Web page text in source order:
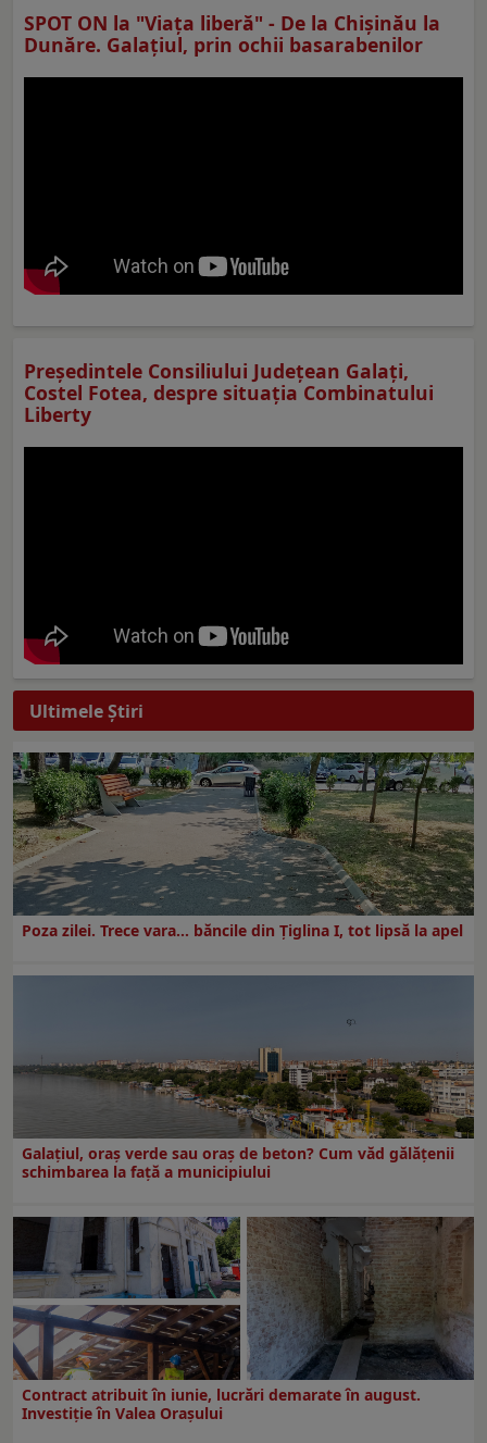
SPOT ON la "Viaţa liberă" - De la Chișinău la
Dunăre. Galațiul, prin ochii basarabenilor
Preşedintele Consiliului Judeţean Galaţi,
Costel Fotea, despre situaţia Combinatului
Liberty
Ultimele Ştiri
Poza zilei. Trece vara… băncile din Ţiglina I, tot lipsă la apel
Galațiul, oraș verde sau oraș de beton? Cum văd gălățenii
schimbarea la față a municipiului
Contract atribuit în iunie, lucrări demarate în august.
Investiţie în Valea Oraşului